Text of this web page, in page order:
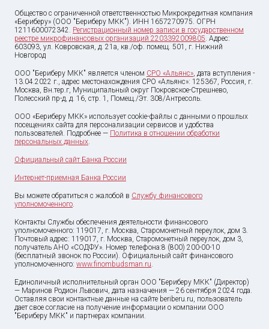
Общество с ограниченной ответственностью Микрокредитная компания
«Бериберу» (ООО "Бериберу МКК"). ИНН 1657270975. ОГРН
1211600072342. Регистрационный номер записи в государственном
реестре микрофинансовых организаций 2203392009805. Адрес:
603093, ул. Ковровская, д. 21а, кв./оф. помещ. 501, г. Нижний
Новгород
ООО "Бериберу МКК" является членом СРО «Альянс», дата вступления -
13.04.2022 г., адрес местонахождения СРО «Альянс»: 125367, Россия, г.
Москва, Вн.тер.г, Муниципальный округ Покровское-Стрешнево,
Полесский пр-д, д. 16, стр. 1, Помещ./Эт. 308/Антресоль.
ООО «Бериберу МКК» использует cookie-файлы с данными о прошлых
посещениях сайта для персонализации сервисов и удобства
пользователей. Подробнее — Политика в отношении обработки
персональных данных.
Официальный сайт Банка России
Интернет-приемная Банка России
Вы можете обратиться с жалобой в Службу финансового
уполномоченного.
Контакты Службы обеспечения деятельности финансового
уполномоченного: 119017, г. Москва, Старомонетный переулок, дом 3.
Почтовый адрес: 119017, г. Москва, Старомонетный переулок, дом 3,
получатель АНО «СОДФУ». Номер телефона:8 (800) 200-00-10
(бесплатный звонок по России). Официальный сайт финансового
уполномоченного: www.finombudsman.ru.
Единоличный исполнительный орган ООО "Бериберу МКК" (Директор)
— Маринов Родион Львович, дата назначения — 26 сентября 2024 года.
Оставляя свои контактные данные на сайте beriberu.ru, пользователь
дает свое согласие на получение информации о компании ООО
"Бериберу МКК" и партнерах компании.